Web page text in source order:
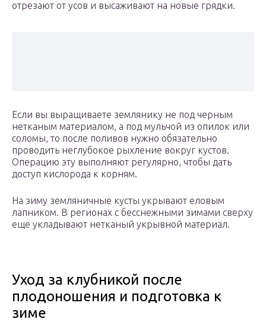
отрезают от усов и высаживают на новые грядки.
Если вы выращиваете землянику не под черным
нетканым материалом, а под мульчой из опилок или
соломы, то после поливов нужно обязательно
проводить неглубокое рыхление вокруг кустов.
Операцию эту выполняют регулярно, чтобы дать
доступ кислорода к корням.
На зиму земляничные кусты укрывают еловым
лапником. В регионах с бесснежными зимами сверху
еще укладывают нетканый укрывной материал.
Уход за клубникой после
плодоношения и подготовка к
зиме